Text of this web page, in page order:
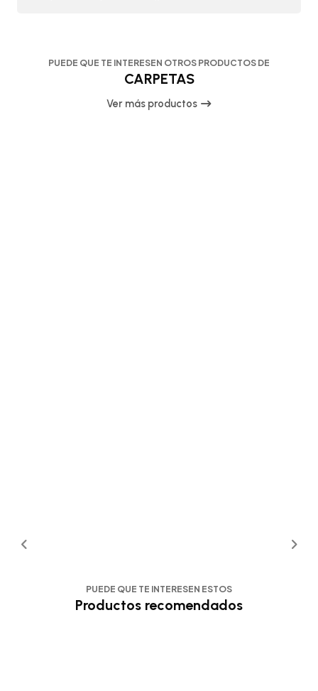
PUEDE QUE TE INTERESEN OTROS PRODUCTOS DE
CARPETAS
Ver más productos
PUEDE QUE TE INTERESEN ESTOS
Productos recomendados